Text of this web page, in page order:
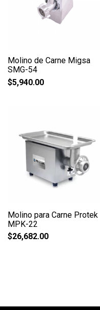
Molino de Carne Migsa
SMG-54
$5,940.00
Molino para Carne Protek
MPK-22
$26,682.00